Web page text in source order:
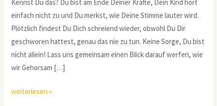
Kennst Du das? Du bist am Ende Deiner Kräfte, Dein Kind hört
einfach nicht zu und Du merkst, wie Deine Stimme lauter wird.
Plötzlich findest Du Dich schreiend wieder, obwohl Du Dir
geschworen hattest, genau das nie zu tun. Keine Sorge, Du bist
nicht allein! Lass uns gemeinsam einen Blick darauf werfen, wie
wir Gehorsam […]
weiterlesen »